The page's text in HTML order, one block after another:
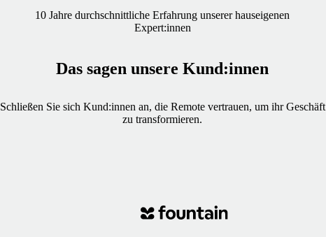
10 Jahre durchschnittliche Erfahrung unserer hauseigenen
Expert:innen
Das sagen unsere Kund:innen
Schließen Sie sich Kund:innen an, die Remote vertrauen, um ihr Geschäft
zu transformieren.